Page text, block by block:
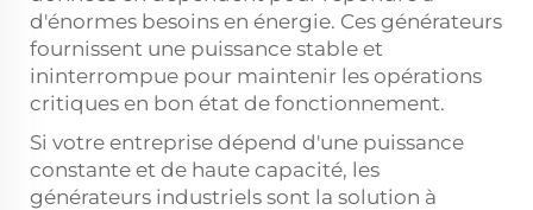
d'énormes besoins en énergie. Ces générateurs
fournissent une puissance stable et
ininterrompue pour maintenir les opérations
critiques en bon état de fonctionnement.
Si votre entreprise dépend d'une puissance
constante et de haute capacité, les
générateurs industriels sont la solution à